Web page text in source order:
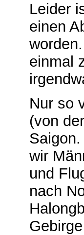
Leider
einen
einmal
Nur so
(von
wir
und
nach